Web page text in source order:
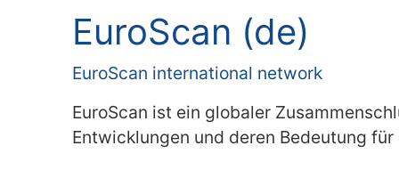
EuroScan (de)
EuroScan international network
EuroScan ist ein globaler
Entwicklungen und deren Bedeutung